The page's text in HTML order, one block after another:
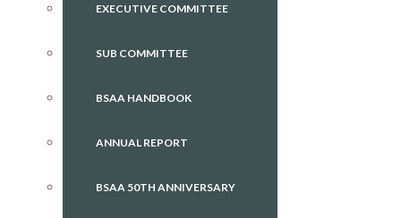
EXECUTIVE COMMITTEE
SUB COMMITTEE
BSAA HANDBOOK
ANNUAL REPORT
BSAA 50TH ANNIVERSARY